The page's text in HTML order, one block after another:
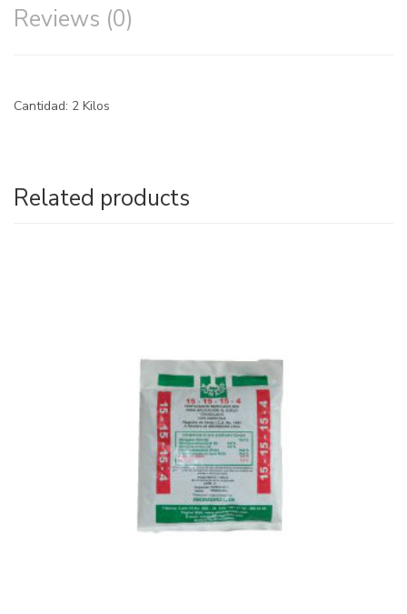
Reviews (0)
Cantidad: 2 Kilos
Related products